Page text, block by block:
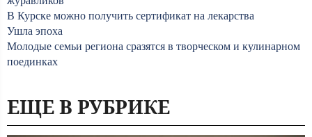
В Курске можно получить сертификат на лекарства
Ушла эпоха
Молодые семьи региона сразятся в творческом и кулинарном
поединках
ЕЩЕ В РУБРИКЕ